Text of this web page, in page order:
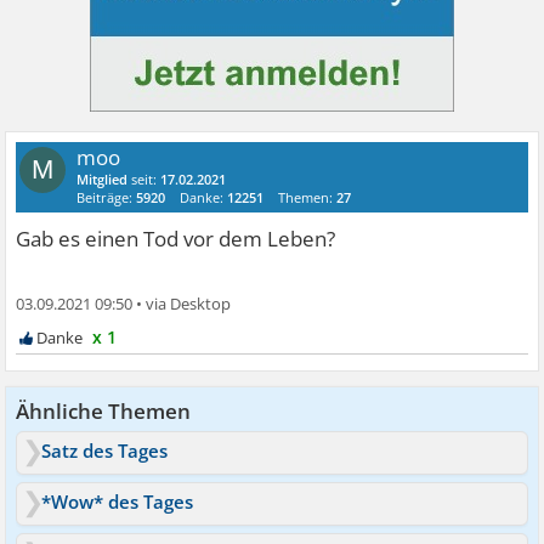
M moo
Mitglied seit: 17.02.2021
Beiträge:5920 Danke: 12251 Themen:27
Gab es einen Tod vor dem Leben?
03.09.2021 09:50 •
x 1
Ähnliche Themen
Satz des Tages
*Wow* des Tages